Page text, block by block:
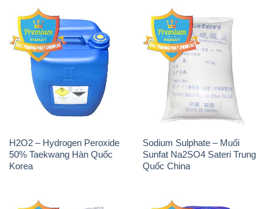
H2O2 – Hydrogen Peroxide
50% Taekwang Hàn Quốc
Sodium Sulphate – Muối
Sunfat Na2SO4 Sateri Trung
Quốc China